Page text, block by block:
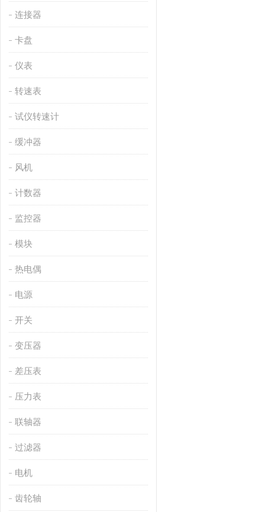
连接器
卡盘
仪表
转速表
试仪转速计
缓冲器
风机
计数器
监控器
模块
热电偶
电源
开关
变压器
差压表
压力表
联轴器
过滤器
电机
齿轮轴